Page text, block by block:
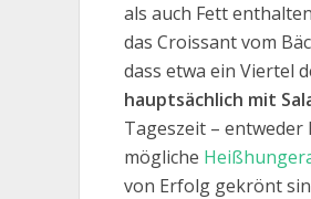
als auch Fett
das Croissant vom
dass etwa ein Viertel
hauptsächlich mit
Tageszeit –
mögliche
von Erfolg gekrönt